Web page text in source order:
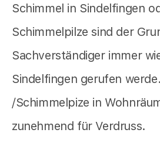
Schimmel in Sindelfingen
Schimmelpilze sind der
Sachverständiger immer
Sindelfingen gerufen
/Schimmelpize in
zunehmend für Verdruss.